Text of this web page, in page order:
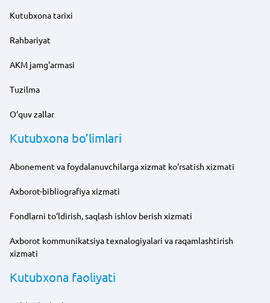
Kutubxona tarixi
Rahbariyat
AKM jamg'armasi
Tuzilma
O‘quv zallar
Kutubxona bo’limlari
Abonement va foydalanuvchilarga xizmat ko‘rsatish xizmati
Axborot-bibliografiya xizmati
Fondlarni to‘ldirish, saqlash ishlov berish xizmati
Axborot kommunikatsiya texnalogiyalari va raqamlashtirish
xizmati
Kutubxona faoliyati